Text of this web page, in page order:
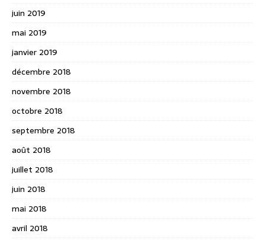
juin 2019
mai 2019
janvier 2019
décembre 2018
novembre 2018
octobre 2018
septembre 2018
août 2018
juillet 2018
juin 2018
mai 2018
avril 2018